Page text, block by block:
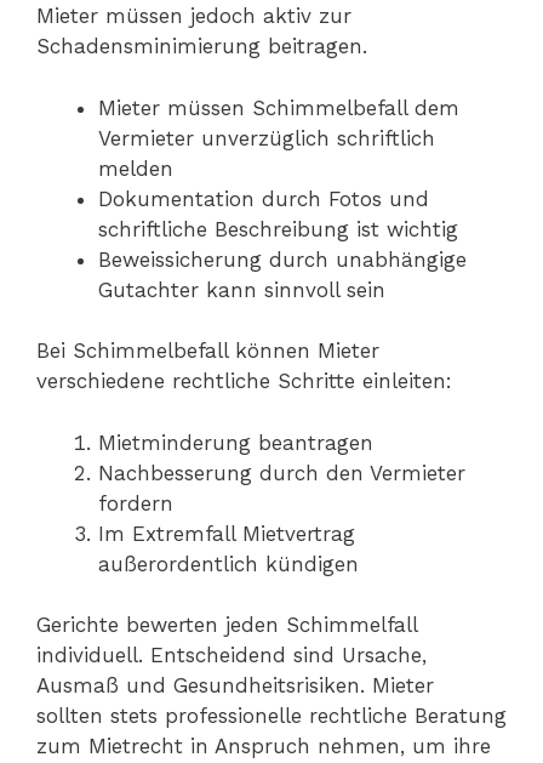
Mieter müssen jedoch aktiv zur
Schadensminimierung beitragen.
Mieter müssen Schimmelbefall dem
Vermieter unverzüglich schriftlich
melden
Dokumentation durch Fotos und
schriftliche Beschreibung ist wichtig
Beweissicherung durch unabhängige
Gutachter kann sinnvoll sein
Bei Schimmelbefall können Mieter
verschiedene rechtliche Schritte einleiten:
Mietminderung beantragen
Nachbesserung durch den Vermieter
fordern
Im Extremfall Mietvertrag
außerordentlich kündigen
Gerichte bewerten jeden Schimmelfall
individuell. Entscheidend sind Ursache,
Ausmaß und Gesundheitsrisiken. Mieter
sollten stets professionelle rechtliche Beratung
zum Mietrecht in Anspruch nehmen, um ihre